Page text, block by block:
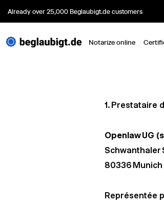
Already over 25,000 Beglaubigt.de customers
Notarize online
1. Prestataire
Openlaw UG
Schwanthaler
80336
Représentée